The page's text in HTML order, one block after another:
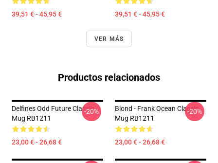
39,51 € - 45,95 € 39,51 € - 45,95 €
VER MÁS
Productos relacionados
Delfines Odd Future Classic
Mug RB1211
23,00 € - 26,68 €
-20%
Blond - Frank Ocean Classic
Mug RB1211
23,00 € - 26,68 €
-20%